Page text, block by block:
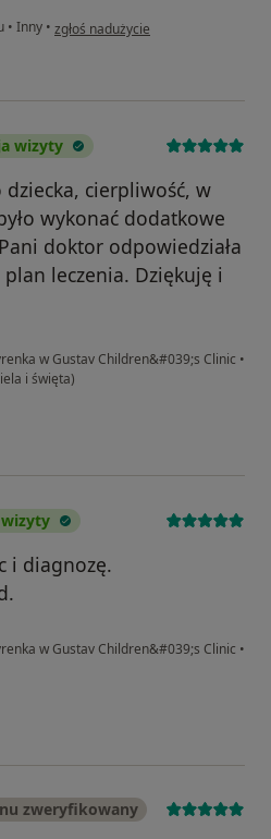
• Inny • w opinii użytkownika OK
zgłoś nadużycie
wizyty
cierpliwość, w
wykonać dodatkowe
doktor odpowiedziała
leczenia. Dziękuję i
w Gustav Children&#039;s Clinic •
i święta)
i diagnozę.
w Gustav Children&#039;s Clinic •
zweryfikowany